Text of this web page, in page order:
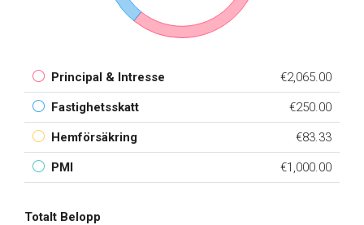
Principal & Intresse €2,065.00
Fastighetsskatt €250.00
Hemförsäkring €83.33
PMI €1,000.00
Totalt Belopp